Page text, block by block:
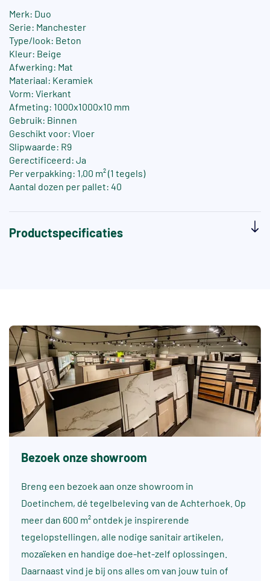
Merk: Duo
Serie: Manchester
Type/look: Beton
Kleur: Beige
Afwerking: Mat
Materiaal: Keramiek
Vorm: Vierkant
Afmeting: 1000x1000x10 mm
Gebruik: Binnen
Geschikt voor: Vloer
Slipwaarde: R9
Gerectificeerd: Ja
Per verpakking: 1,00 m² (1 tegels)
Aantal dozen per pallet: 40
Productspecificaties
Bezoek onze showroom
Breng een bezoek aan onze showroom in
Doetinchem, dé tegelbeleving van de Achterhoek. Op
meer dan 600 m² ontdek je inspirerende
tegelopstellingen, alle nodige sanitair artikelen,
mozaïeken en handige doe-het-zelf oplossingen.
Daarnaast vind je bij ons alles om van jouw tuin of